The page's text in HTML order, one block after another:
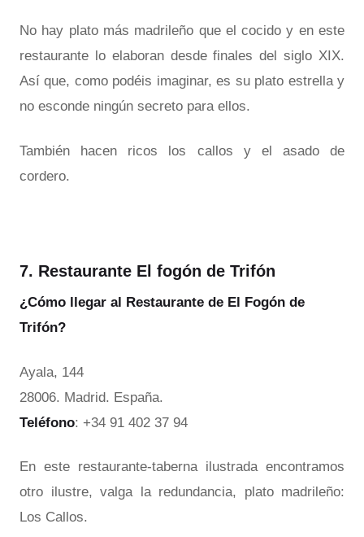
No hay plato más madrileño que el cocido y en este
restaurante lo elaboran desde finales del siglo XIX.
Así que, como podéis imaginar, es su plato estrella y
no esconde ningún secreto para ellos.
También hacen ricos los callos y el asado de
cordero.
7. Restaurante El fogón de Trifón
¿Cómo llegar al Restaurante de El Fogón de
Trifón?
Ayala, 144
28006. Madrid. España.
Teléfono: +34 91 402 37 94
En este restaurante-taberna ilustrada encontramos
otro ilustre, valga la redundancia, plato madrileño:
Los Callos.